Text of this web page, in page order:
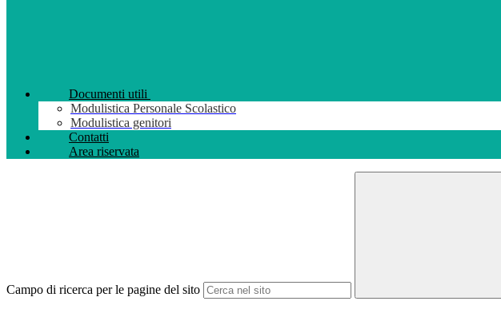
Documenti utili
Modulistica Personale Scolastico
Modulistica genitori
Contatti
Area riservata
Campo di ricerca per le pagine del sito